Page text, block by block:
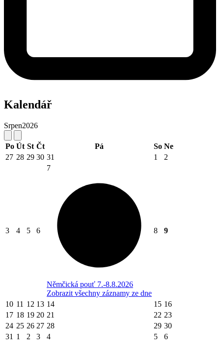
Kalendář
Srpen2026
Po Út St Čt Pá So Ne
27 28 29 30 31 1 2
3 4 5 6
7
Němčická pouť 7.-8.8.2026
Zobrazit všechny záznamy ze dne
8 9
10 11 12 13 14 15 16
17 18 19 20 21 22 23
24 25 26 27 28 29 30
31 1 2 3 4 5 6